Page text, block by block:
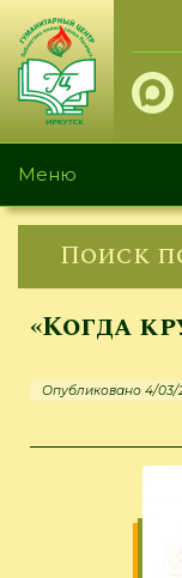
Перейти
основному
содержанию
Меню
Поиск
«Когда
Опубликовано 4/03/